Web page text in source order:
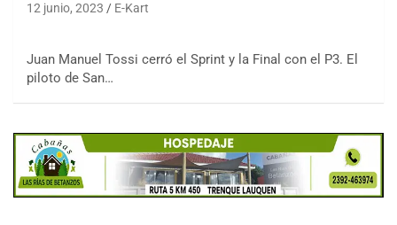
12 junio, 2023 E-Kart
Juan Manuel Tossi cerró el Sprint y la Final con el P3. El
piloto de San…